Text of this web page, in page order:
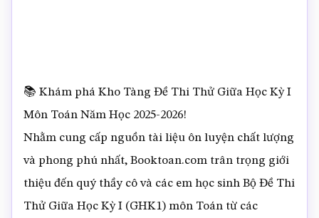
📚 Khám phá Kho Tàng Đề Thi Thử Giữa Học Kỳ I
Môn Toán Năm Học 2025-2026!
Nhằm cung cấp nguồn tài liệu ôn luyện chất lượng
và phong phú nhất, Booktoan.com trân trọng giới
thiệu đến quý thầy cô và các em học sinh Bộ Đề Thi
Thử Giữa Học Kỳ I (GHK1) môn Toán từ các